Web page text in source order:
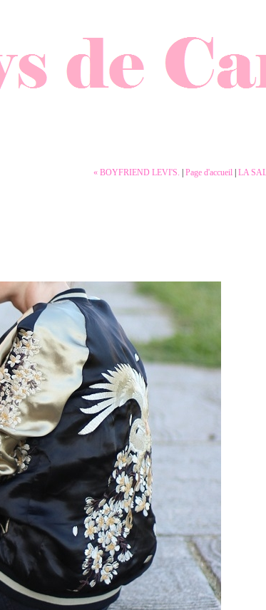
« BOYFRIEND LEVI'S. Page d'accueil LA